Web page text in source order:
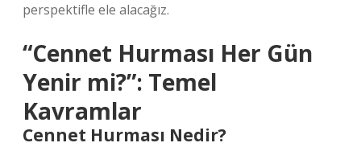
perspektifle ele alacağız.
“Cennet Hurması Her Gün
Yenir mi?”: Temel
Kavramlar
Cennet Hurması Nedir?